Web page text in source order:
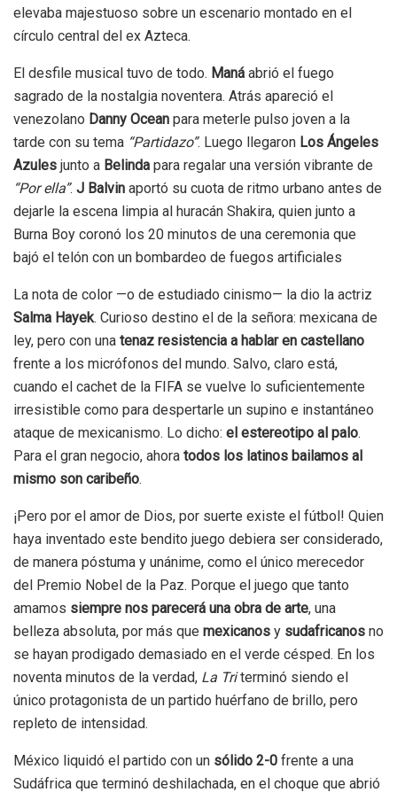
elevaba majestuoso sobre un escenario montado en el
círculo central del ex Azteca.
El desfile musical tuvo de todo. Maná abrió el fuego
sagrado de la nostalgia noventera. Atrás apareció el
venezolano Danny Ocean para meterle pulso joven a la
tarde con su tema “Partidazo”. Luego llegaron Los Ángeles
Azules junto a Belinda para regalar una versión vibrante de
“Por ella”. J Balvin aportó su cuota de ritmo urbano antes de
dejarle la escena limpia al huracán Shakira, quien junto a
Burna Boy coronó los 20 minutos de una ceremonia que
bajó el telón con un bombardeo de fuegos artificiales
La nota de color —o de estudiado cinismo— la dio la actriz
Salma Hayek. Curioso destino el de la señora: mexicana de
ley, pero con una tenaz resistencia a hablar en castellano
frente a los micrófonos del mundo. Salvo, claro está,
cuando el cachet de la FIFA se vuelve lo suficientemente
irresistible como para despertarle un supino e instantáneo
ataque de mexicanismo. Lo dicho: el estereotipo al palo.
Para el gran negocio, ahora todos los latinos bailamos al
mismo son caribeño.
¡Pero por el amor de Dios, por suerte existe el fútbol! Quien
haya inventado este bendito juego debiera ser considerado,
de manera póstuma y unánime, como el único merecedor
del Premio Nobel de la Paz. Porque el juego que tanto
amamos siempre nos parecerá una obra de arte, una
belleza absoluta, por más que mexicanos y sudafricanos no
se hayan prodigado demasiado en el verde césped. En los
noventa minutos de la verdad, La Triterminó siendo el
único protagonista de un partido huérfano de brillo, pero
repleto de intensidad.
México liquidó el partido con un sólido 2-0 frente a una
Sudáfrica que terminó deshilachada, en el choque que abrió